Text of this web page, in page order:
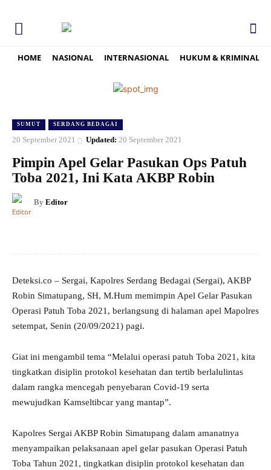
HOME NASIONAL INTERNASIONAL HUKUM & KRIMINAL
SUMUT SERDANG BEDAGAI
20 September 2021 Updated: 20 September 2021
Pimpin Apel Gelar Pasukan Ops Patuh
Toba 2021, Ini Kata AKBP Robin
By Editor
Deteksi.co – Sergai, Kapolres Serdang Bedagai (Sergai), AKBP
Robin Simatupang, SH, M.Hum memimpin Apel Gelar Pasukan
Operasi Patuh Toba 2021, berlangsung di halaman apel Mapolres
setempat, Senin (20/09/2021) pagi.
Giat ini mengambil tema “Melalui operasi patuh Toba 2021, kita
tingkatkan disiplin protokol kesehatan dan tertib berlalulintas
dalam rangka mencegah penyebaran Covid-19 serta
mewujudkan Kamseltibcar yang mantap”.
Kapolres Sergai AKBP Robin Simatupang dalam amanatnya
menyampaikan pelaksanaan apel gelar pasukan Operasi Patuh
Toba Tahun 2021, tingkatkan disiplin protokol kesehatan dan